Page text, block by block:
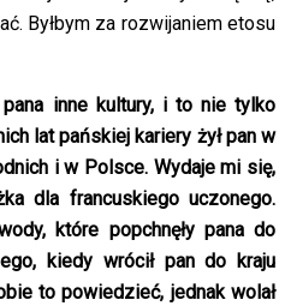
Byłbym za rozwijaniem etosu
inne kultury, i to nie tylko
lat pańskiej kariery żył pan w
i w Polsce. Wydaje mi się,
dla francuskiego uczonego.
które popchnęły pana do
kiedy wrócił pan do kraju
to powiedzieć, jednak wolał